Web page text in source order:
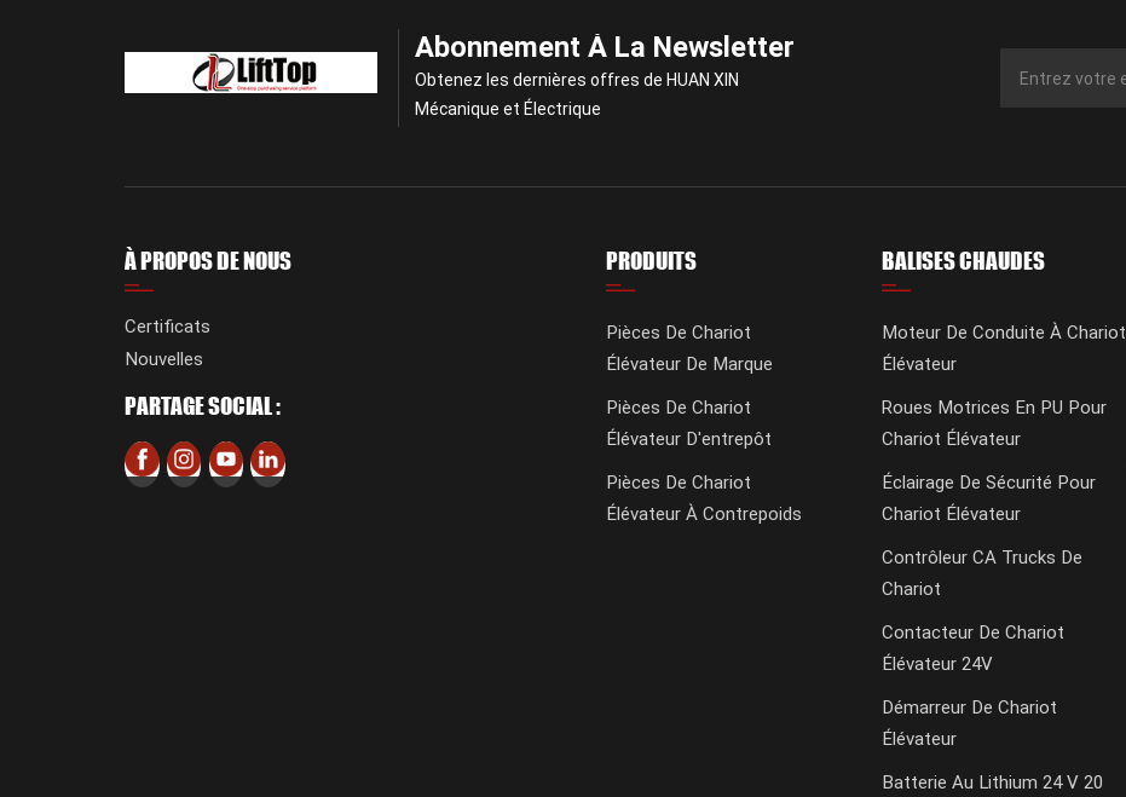
Abonnement À La Newsletter
Obtenez les dernières offres de HUAN XIN
Mécanique et Électrique
À PROPOS DE NOUS
Certificats
Nouvelles
PARTAGE SOCIAL :
PRODUITS
Pièces De Chariot
Élévateur De Marque
Pièces De Chariot
Élévateur D'entrepôt
Pièces De Chariot
Élévateur À Contrepoids
BALISES CHAUDES
Moteur De Conduite À Chariot
Élévateur
Roues Motrices En PU Pour
Chariot Élévateur
Éclairage De Sécurité Pour
Chariot Élévateur
Contrôleur CA Trucks De
Chariot
Contacteur De Chariot
Élévateur 24V
Démarreur De Chariot
Élévateur
Batterie Au Lithium 24 V 20